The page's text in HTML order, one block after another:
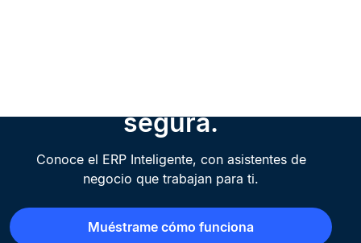
segura.
Conoce el ERP Inteligente, con asistentes de
negocio que trabajan para ti.
Muéstrame cómo funciona